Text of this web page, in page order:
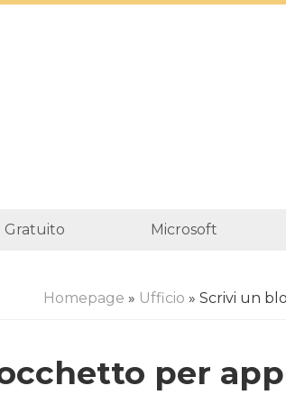
Gratuito Microsoft
Homepage » Ufficio » Scrivi un
per